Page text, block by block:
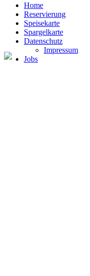
Home
Reservierung
Speisekarte
Spargelkarte
Datenschutz
Impressum
Jobs